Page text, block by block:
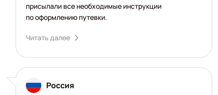
присылали все необходимые инструкции
по оформлению путевки.
Читать далее
Россия